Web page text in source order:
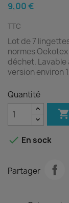
9,00 €
TTC
Lot de 7
normes
déchet. Lavable
version environ
Quantité

 En sock
Partager